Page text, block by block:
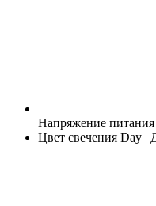
Напряжение питания
Цвет свечения Day |